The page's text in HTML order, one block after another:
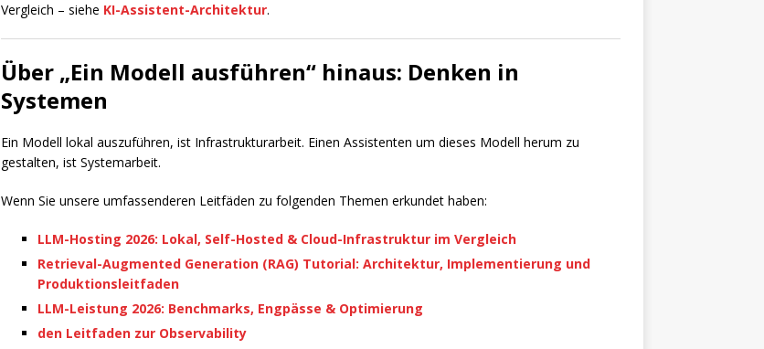
Vergleich – siehe KI-Assistent-Architektur.
Über „Ein Modell ausführen“ hinaus: Denken in
Systemen
Ein Modell lokal auszuführen, ist Infrastrukturarbeit. Einen Assistenten um dieses Modell herum zu
gestalten, ist Systemarbeit.
Wenn Sie unsere umfassenderen Leitfäden zu folgenden Themen erkundet haben:
LLM-Hosting 2026: Lokal, Self-Hosted & Cloud-Infrastruktur im Vergleich
Retrieval-Augmented Generation (RAG) Tutorial: Architektur, Implementierung und
Produktionsleitfaden
LLM-Leistung 2026: Benchmarks, Engpässe & Optimierung
den Leitfaden zur Observability